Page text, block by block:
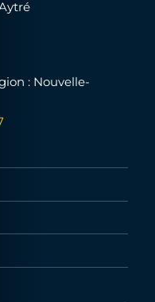
: Nouvelle-